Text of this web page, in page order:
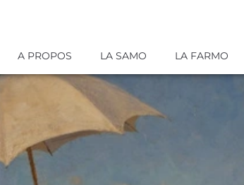
A PROPOS LA SAMO LA FARMO